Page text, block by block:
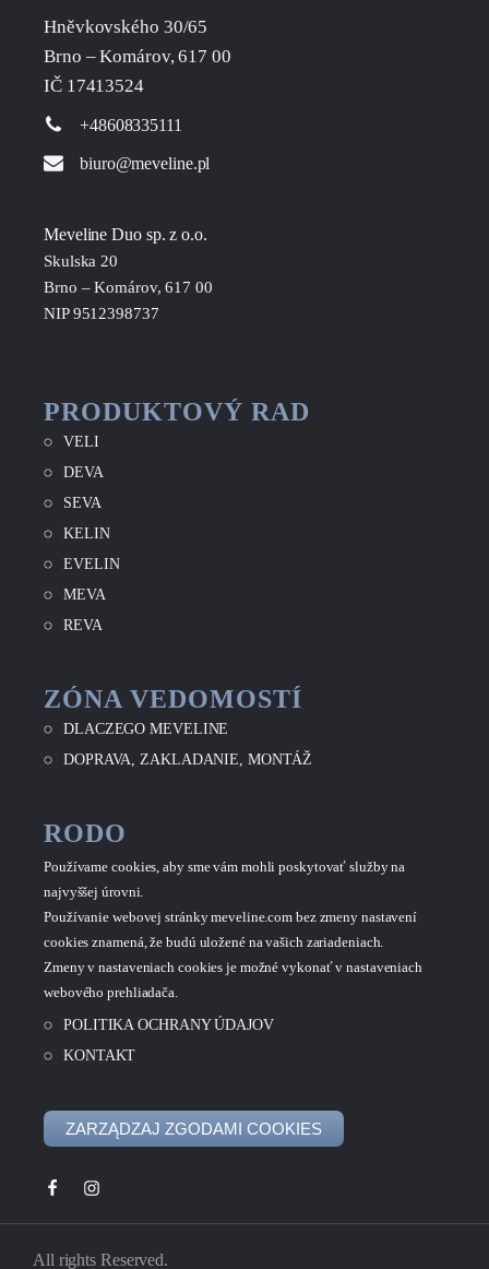
Hněvkovského 30/65
Brno – Komárov, 617 00
IČ 17413524
+48608335111
biuro@meveline.pl
Meveline Duo sp. z o.o.
Skulska 20
Brno – Komárov, 617 00
NIP 9512398737
PRODUKTOVÝ RAD
VELI
DEVA
SEVA
KELIN
EVELIN
MEVA
REVA
ZÓNA VEDOMOSTÍ
DLACZEGO MEVELINE
DOPRAVA, ZAKLADANIE, MONTÁŽ
RODO
Používame cookies, aby sme vám mohli poskytovať služby na
najvyššej úrovni.
Používanie webovej stránky meveline.com bez zmeny nastavení
cookies znamená, že budú uložené na vašich zariadeniach.
Zmeny v nastaveniach cookies je možné vykonať v nastaveniach
webového prehliadača.
POLITIKA OCHRANY ÚDAJOV
KONTAKT
ZARZĄDZAJ ZGODAMI COOKIES
All rights Reserved.